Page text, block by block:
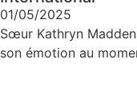
01/05/2025
Sœur Kathryn
son émotion au